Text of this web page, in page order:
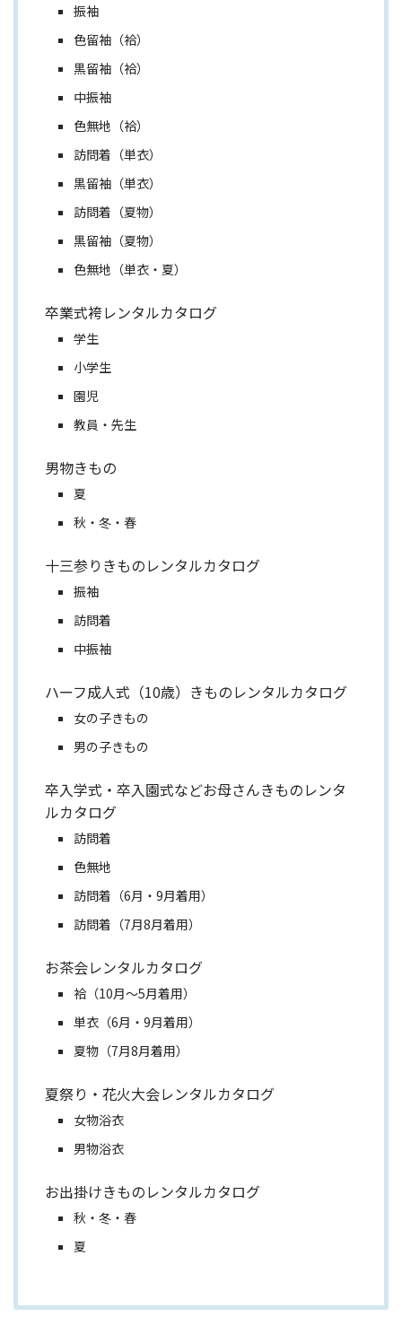
振袖
色留袖（袷）
黒留袖（袷）
中振袖
色無地（袷）
訪問着（単衣）
黒留袖（単衣）
訪問着（夏物）
黒留袖（夏物）
色無地（単衣・夏）
卒業式袴レンタルカタログ
学生
小学生
園児
教員・先生
男物きもの
夏
秋・冬・春
十三参りきものレンタルカタログ
振袖
訪問着
中振袖
ハーフ成人式（10歳）きものレンタルカタログ
女の子きもの
男の子きもの
卒入学式・卒入園式などお母さんきものレンタ
ルカタログ
訪問着
色無地
訪問着（6月・9月着用）
訪問着（7月8月着用）
お茶会レンタルカタログ
袷（10月～5月着用）
単衣（6月・9月着用）
夏物（7月8月着用）
夏祭り・花火大会レンタルカタログ
女物浴衣
男物浴衣
お出掛けきものレンタルカタログ
秋・冬・春
夏